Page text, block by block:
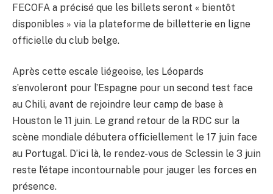
FECOFA a précisé que les billets seront « bientôt
disponibles » via la plateforme de billetterie en ligne
officielle du club belge.
Après cette escale liégeoise, les Léopards
s’envoleront pour l’Espagne pour un second test face
au Chili, avant de rejoindre leur camp de base à
Houston le 11 juin. Le grand retour de la RDC sur la
scène mondiale débutera officiellement le 17 juin face
au Portugal. D’ici là, le rendez-vous de Sclessin le 3 juin
reste l’étape incontournable pour jauger les forces en
présence.